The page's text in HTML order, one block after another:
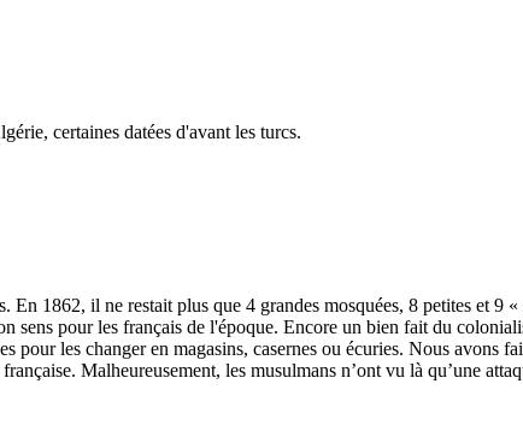
certaines datées d'avant les turcs.
1862, il ne restait plus que 4 grandes mosquées, 8 petites et 9 «
sens pour les français de l'époque. Encore un bien fait du
les changer en magasins, casernes ou écuries. Nous avons
Malheureusement, les musulmans n’ont vu là qu’une